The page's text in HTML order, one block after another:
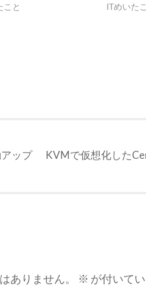
こと
ITめいた
ップ
KVMで仮想化した
ありません。 ※ が付いて